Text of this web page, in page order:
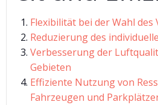
Flexibilität bei der Wahl
Reduzierung des
Verbesserung der
Gebieten
Effiziente Nutzung von
Fahrzeugen und